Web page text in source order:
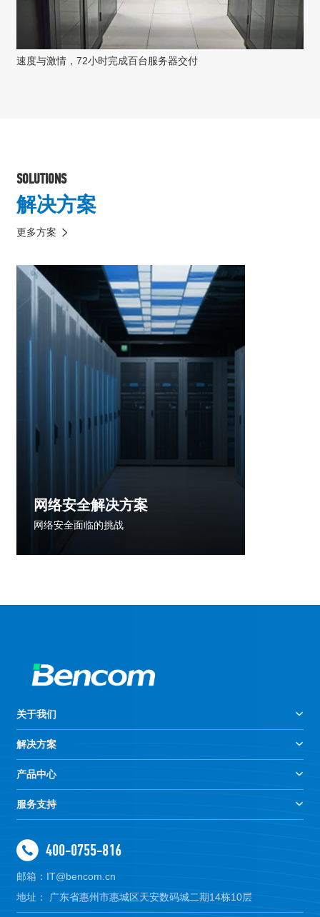
速度与激情，72小时完成百台服务器交付
SOLUTIONS
解决方案
更多方案
网络安全解决方案
网络安全面临的挑战
关于我们
解决方案
产品中心
服务支持
400-0755-816
邮箱：IT@bencom.cn
地址： 广东省惠州市惠城区天安数码城二期14栋10层